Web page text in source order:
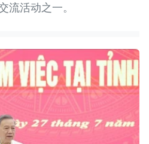
流活动之一。